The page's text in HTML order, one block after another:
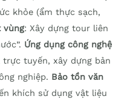
khỏe (ẩm thực sạch,
vùng: Xây dựng tour liên
Ứng dụng công nghệ
trực tuyến, xây dựng bản
nghiệp. Bảo tồn văn
khích sử dụng vật liệu